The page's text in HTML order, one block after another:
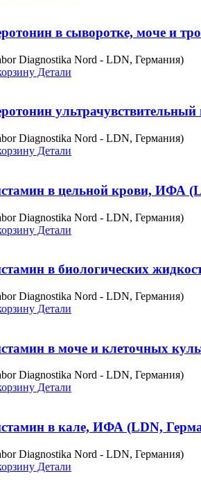
в сыворотке, моче и
Diagnostika Nord - LDN, Германия)
Детали
Diagnostika Nord - LDN, Германия)
Детали
в цельной крови, ИФА
Diagnostika Nord - LDN, Германия)
Детали
в биологических
Diagnostika Nord - LDN, Германия)
Детали
в моче и клеточных
Diagnostika Nord - LDN, Германия)
Детали
в кале, ИФА (LDN,
Diagnostika Nord - LDN, Германия)
Детали